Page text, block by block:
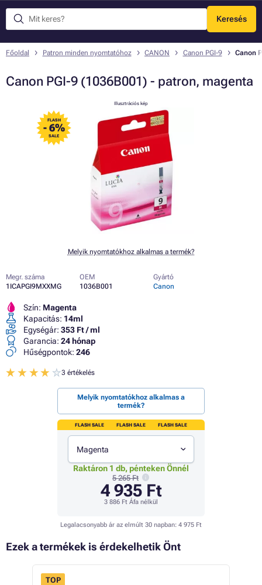
Keresés
Menü
Főoldal Patron minden nyomtatóhoz CANON Canon PGI-9 Canon
Canon PGI-9 (1036B001) - patron, magenta
FLASH
- 6%
SALE
Illusztrációs kép
Melyik nyomtatókhoz alkalmas a termék?
Megr. száma
1ICAPGI9MXXMG
OEM
1036B001
Gyártó
Canon
Szín: Magenta
Kapacitás: 14ml
Egységár: 353 Ft / ml
Garancia: 24 hónap
Hűségpontok: 246
3 értékelés
Melyik nyomtatókhoz alkalmas a
termék?
FLASH SALE FLASH SALE FLASH SALE
Magenta
Raktáron 1 db, pénteken Önnél
5 265 Ft
4 935 Ft
3 886 Ft Áfa nélkül
Legalacsonyabb ár az elmúlt 30 napban: 4 975 Ft
Ezek a termékek is érdekelhetik Önt
TOP